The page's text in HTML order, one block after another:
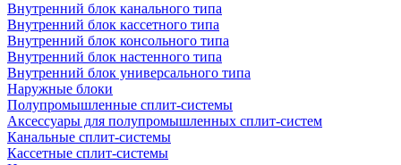
Внутренний блок канального типа
Внутренний блок кассетного типа
Внутренний блок консольного типа
Внутренний блок настенного типа
Внутренний блок универсального типа
Наружные блоки
Полупромышленные сплит-системы
Аксессуары для полупромышленных сплит-систем
Канальные сплит-системы
Кассетные сплит-системы